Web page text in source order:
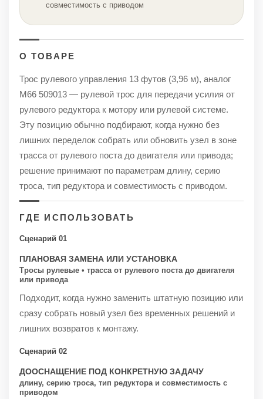
совместимость с приводом
О ТОВАРЕ
Трос рулевого управления 13 футов (3,96 м), аналог
М66 509013 — рулевой трос для передачи усилия от
рулевого редуктора к мотору или рулевой системе.
Эту позицию обычно подбирают, когда нужно без
лишних переделок собрать или обновить узел в зоне
трасса от рулевого поста до двигателя или привода;
решение принимают по параметрам длину, серию
троса, тип редуктора и совместимость с приводом.
ГДЕ ИСПОЛЬЗОВАТЬ
Сценарий 01
ПЛАНОВАЯ ЗАМЕНА ИЛИ УСТАНОВКА
Тросы рулевые • трасса от рулевого поста до двигателя
или привода
Подходит, когда нужно заменить штатную позицию или
сразу собрать новый узел без временных решений и
лишних возвратов к монтажу.
Сценарий 02
ДООСНАЩЕНИЕ ПОД КОНКРЕТНУЮ ЗАДАЧУ
длину, серию троса, тип редуктора и совместимость с
приводом